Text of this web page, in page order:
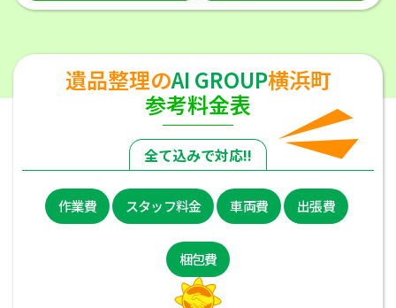
遺品整理のAI GROUP横浜町
参考料金表
全て込みで対応!!
作業費 スタッフ料金 車両費 出張費
梱包費